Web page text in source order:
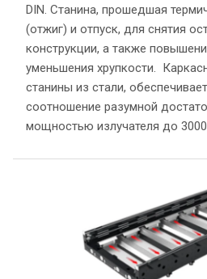
DIN. Станина, прошедшая
(отжиг) и отпуск, для снятия
конструкции, а также
уменьшения хрупкости.
станины из стали,
соотношение разумной
мощностью излучателя до